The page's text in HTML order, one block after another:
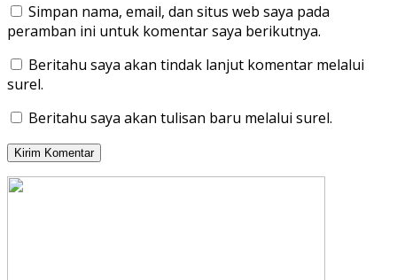
Simpan nama, email, dan situs web saya pada
peramban ini untuk komentar saya berikutnya.
Beritahu saya akan tindak lanjut komentar melalui
surel.
Beritahu saya akan tulisan baru melalui surel.